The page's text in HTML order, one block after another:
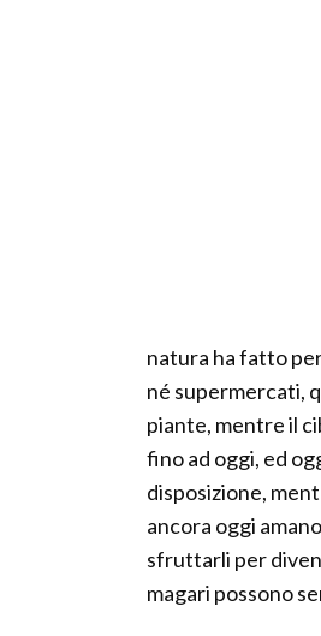
natura ha fatto
né supermercati,
piante, mentre il
fino ad oggi, ed
disposizione,
ancora oggi
sfruttarli per
magari possono